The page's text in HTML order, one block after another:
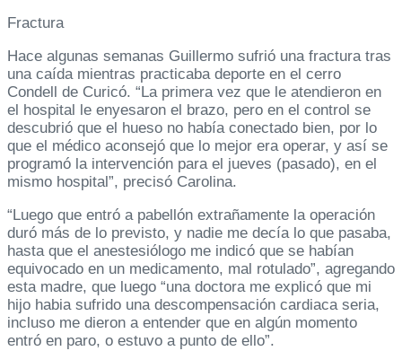
Fractura
Hace algunas semanas Guillermo sufrió una fractura tras
una caída mientras practicaba deporte en el cerro
Condell de Curicó. “La primera vez que le atendieron en
el hospital le enyesaron el brazo, pero en el control se
descubrió que el hueso no había conectado bien, por lo
que el médico aconsejó que lo mejor era operar, y así se
programó la intervención para el jueves (pasado), en el
mismo hospital”, precisó Carolina.
“Luego que entró a pabellón extrañamente la operación
duró más de lo previsto, y nadie me decía lo que pasaba,
hasta que el anestesiólogo me indicó que se habían
equivocado en un medicamento, mal rotulado”, agregando
esta madre, que luego “una doctora me explicó que mi
hijo habia sufrido una descompensación cardiaca seria,
incluso me dieron a entender que en algún momento
entró en paro, o estuvo a punto de ello”.